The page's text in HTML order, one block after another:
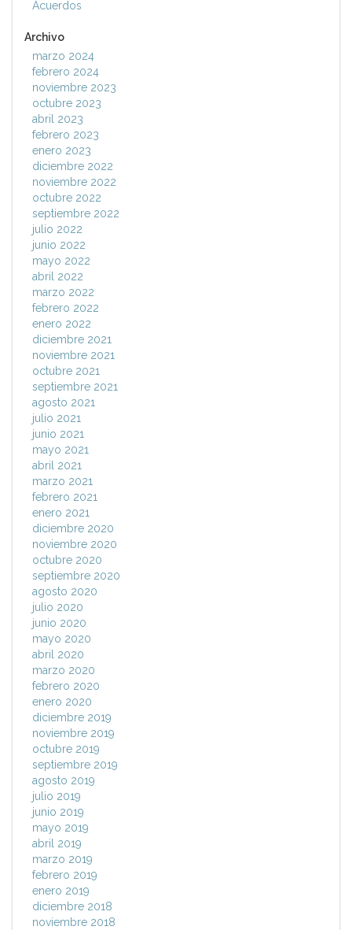
Acuerdos
Archivo
marzo 2024
febrero 2024
noviembre 2023
octubre 2023
abril 2023
febrero 2023
enero 2023
diciembre 2022
noviembre 2022
octubre 2022
septiembre 2022
julio 2022
junio 2022
mayo 2022
abril 2022
marzo 2022
febrero 2022
enero 2022
diciembre 2021
noviembre 2021
octubre 2021
septiembre 2021
agosto 2021
julio 2021
junio 2021
mayo 2021
abril 2021
marzo 2021
febrero 2021
enero 2021
diciembre 2020
noviembre 2020
octubre 2020
septiembre 2020
agosto 2020
julio 2020
junio 2020
mayo 2020
abril 2020
marzo 2020
febrero 2020
enero 2020
diciembre 2019
noviembre 2019
octubre 2019
septiembre 2019
agosto 2019
julio 2019
junio 2019
mayo 2019
abril 2019
marzo 2019
febrero 2019
enero 2019
diciembre 2018
noviembre 2018